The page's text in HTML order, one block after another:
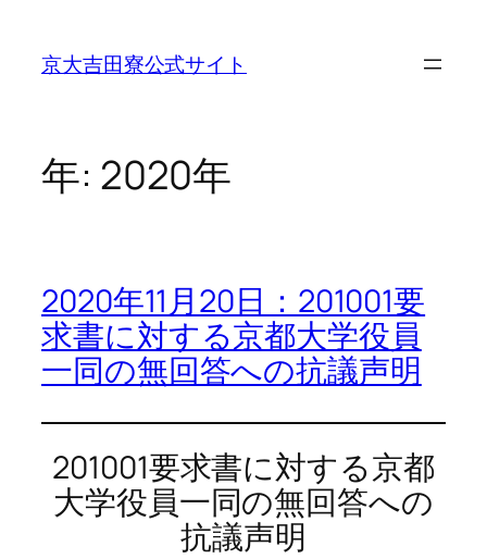
京大吉田寮公式サイト
年: 2020年
2020年11月20日：201001要
求書に対する京都大学役員
一同の無回答への抗議声明
201001要求書に対する京都
大学役員一同の無回答への
抗議声明